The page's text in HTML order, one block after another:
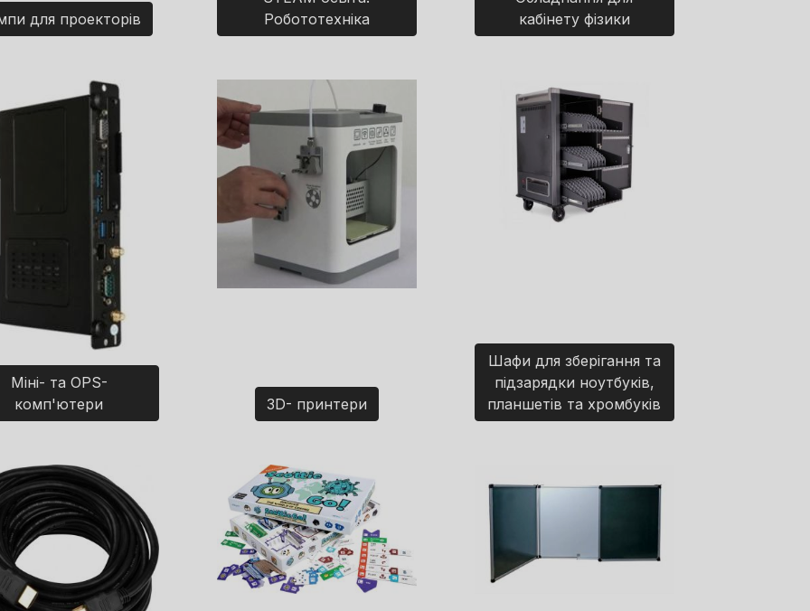
для проекторів
Робототехніка
кабінету фізики
Міні- та OPS-
комп'ютери
3D- принтери
Шафи для зберігання та
підзарядки ноутбуків,
планшетів та хромбуків